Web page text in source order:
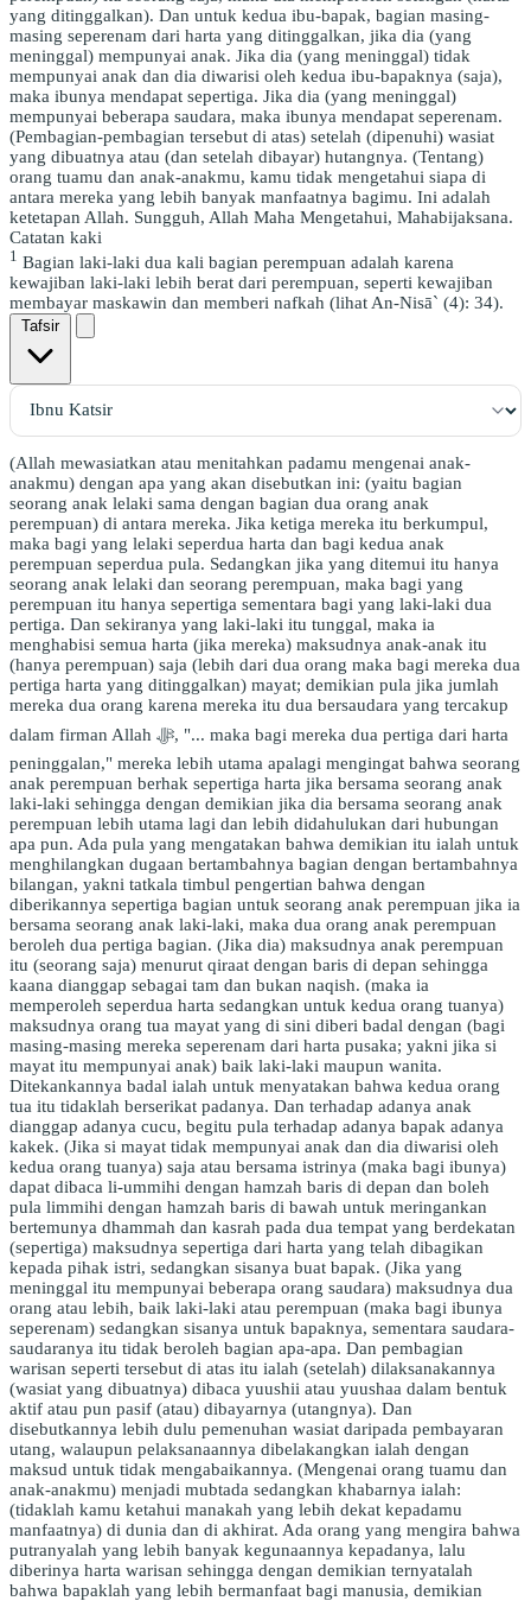
yang ditinggalkan). Dan untuk kedua ibu-bapak, bagian masing-
masing seperenam dari harta yang ditinggalkan, jika dia (yang
meninggal) mempunyai anak. Jika dia (yang meninggal) tidak
mempunyai anak dan dia diwarisi oleh kedua ibu-bapaknya (saja),
maka ibunya mendapat sepertiga. Jika dia (yang meninggal)
mempunyai beberapa saudara, maka ibunya mendapat seperenam.
(Pembagian-pembagian tersebut di atas) setelah (dipenuhi) wasiat
yang dibuatnya atau (dan setelah dibayar) hutangnya. (Tentang)
orang tuamu dan anak-anakmu, kamu tidak mengetahui siapa di
antara mereka yang lebih banyak manfaatnya bagimu. Ini adalah
ketetapan Allah. Sungguh, Allah Maha Mengetahui, Mahabijaksana.
Catatan kaki
1 Bagian laki-laki dua kali bagian perempuan adalah karena
kewajiban laki-laki lebih berat dari perempuan, seperti kewajiban
membayar maskawin dan memberi nafkah (lihat An-Nisā` (4): 34).
Tafsir
(Allah mewasiatkan atau menitahkan padamu mengenai anak-
anakmu) dengan apa yang akan disebutkan ini: (yaitu bagian
seorang anak lelaki sama dengan bagian dua orang anak
perempuan) di antara mereka. Jika ketiga mereka itu berkumpul,
maka bagi yang lelaki seperdua harta dan bagi kedua anak
perempuan seperdua pula. Sedangkan jika yang ditemui itu hanya
seorang anak lelaki dan seorang perempuan, maka bagi yang
perempuan itu hanya sepertiga sementara bagi yang laki-laki dua
pertiga. Dan sekiranya yang laki-laki itu tunggal, maka ia
menghabisi semua harta (jika mereka) maksudnya anak-anak itu
(hanya perempuan) saja (lebih dari dua orang maka bagi mereka dua
pertiga harta yang ditinggalkan) mayat; demikian pula jika jumlah
mereka dua orang karena mereka itu dua bersaudara yang tercakup
dalam firman Allah ﷻ, "... maka bagi mereka dua pertiga dari harta
peninggalan," mereka lebih utama apalagi mengingat bahwa seorang
anak perempuan berhak sepertiga harta jika bersama seorang anak
laki-laki sehingga dengan demikian jika dia bersama seorang anak
perempuan lebih utama lagi dan lebih didahulukan dari hubungan
apa pun. Ada pula yang mengatakan bahwa demikian itu ialah untuk
menghilangkan dugaan bertambahnya bagian dengan bertambahnya
bilangan, yakni tatkala timbul pengertian bahwa dengan
diberikannya sepertiga bagian untuk seorang anak perempuan jika ia
bersama seorang anak laki-laki, maka dua orang anak perempuan
beroleh dua pertiga bagian. (Jika dia) maksudnya anak perempuan
itu (seorang saja) menurut qiraat dengan baris di depan sehingga
kaana dianggap sebagai tam dan bukan naqish. (maka ia
memperoleh seperdua harta sedangkan untuk kedua orang tuanya)
maksudnya orang tua mayat yang di sini diberi badal dengan (bagi
masing-masing mereka seperenam dari harta pusaka; yakni jika si
mayat itu mempunyai anak) baik laki-laki maupun wanita.
Ditekankannya badal ialah untuk menyatakan bahwa kedua orang
tua itu tidaklah berserikat padanya. Dan terhadap adanya anak
dianggap adanya cucu, begitu pula terhadap adanya bapak adanya
kakek. (Jika si mayat tidak mempunyai anak dan dia diwarisi oleh
kedua orang tuanya) saja atau bersama istrinya (maka bagi ibunya)
dapat dibaca li-ummihi dengan hamzah baris di depan dan boleh
pula limmihi dengan hamzah baris di bawah untuk meringankan
bertemunya dhammah dan kasrah pada dua tempat yang berdekatan
(sepertiga) maksudnya sepertiga dari harta yang telah dibagikan
kepada pihak istri, sedangkan sisanya buat bapak. (Jika yang
meninggal itu mempunyai beberapa orang saudara) maksudnya dua
orang atau lebih, baik laki-laki atau perempuan (maka bagi ibunya
seperenam) sedangkan sisanya untuk bapaknya, sementara saudara-
saudaranya itu tidak beroleh bagian apa-apa. Dan pembagian
warisan seperti tersebut di atas itu ialah (setelah) dilaksanakannya
(wasiat yang dibuatnya) dibaca yuushii atau yuushaa dalam bentuk
aktif atau pun pasif (atau) dibayarnya (utangnya). Dan
disebutkannya lebih dulu pemenuhan wasiat daripada pembayaran
utang, walaupun pelaksanaannya dibelakangkan ialah dengan
maksud untuk tidak mengabaikannya. (Mengenai orang tuamu dan
anak-anakmu) menjadi mubtada sedangkan khabarnya ialah:
(tidaklah kamu ketahui manakah yang lebih dekat kepadamu
manfaatnya) di dunia dan di akhirat. Ada orang yang mengira bahwa
putranyalah yang lebih banyak kegunaannya kepadanya, lalu
diberinya harta warisan sehingga dengan demikian ternyatalah
bahwa bapaklah yang lebih bermanfaat bagi manusia, demikian